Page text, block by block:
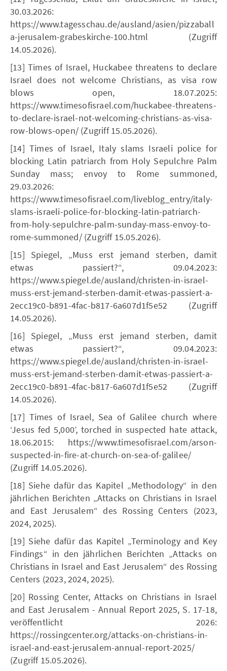
30.03.2026:
https://www.tagesschau.de/ausland/asien/pizzaball
a-jerusalem-grabeskirche-100.html (Zugriff
14.05.2026).
[13] Times of Israel, Huckabee threatens to declare
Israel does not welcome Christians, as visa row
blows open, 18.07.2025:
https://www.timesofisrael.com/huckabee-threatens-
to-declare-israel-not-welcoming-christians-as-visa-
row-blows-open/ (Zugriff 15.05.2026).
[14] Times of Israel, Italy slams Israeli police for
blocking Latin patriarch from Holy Sepulchre Palm
Sunday mass; envoy to Rome summoned,
29.03.2026:
https://www.timesofisrael.com/liveblog_entry/italy-
slams-israeli-police-for-blocking-latin-patriarch-
from-holy-sepulchre-palm-sunday-mass-envoy-to-
rome-summoned/ (Zugriff 15.05.2026).
[15] Spiegel, „Muss erst jemand sterben, damit
etwas passiert?“, 09.04.2023:
https://www.spiegel.de/ausland/christen-in-israel-
muss-erst-jemand-sterben-damit-etwas-passiert-a-
2ecc19c0-b891-4fac-b817-6a607d1f5e52 (Zugriff
14.05.2026).
[16] Spiegel, „Muss erst jemand sterben, damit
etwas passiert?“, 09.04.2023:
https://www.spiegel.de/ausland/christen-in-israel-
muss-erst-jemand-sterben-damit-etwas-passiert-a-
2ecc19c0-b891-4fac-b817-6a607d1f5e52 (Zugriff
14.05.2026).
[17] Times of Israel, Sea of Galilee church where
‘Jesus fed 5,000’, torched in suspected hate attack,
18.06.2015: https://www.timesofisrael.com/arson-
suspected-in-fire-at-church-on-sea-of-galilee/
(Zugriff 14.05.2026).
[18] Siehe dafür das Kapitel „Methodology“ in den
jährlichen Berichten „Attacks on Christians in Israel
and East Jerusalem“ des Rossing Centers (2023,
2024, 2025).
[19] Siehe dafür das Kapitel „Terminology and Key
Findings“ in den jährlichen Berichten „Attacks on
Christians in Israel and East Jerusalem“ des Rossing
Centers (2023, 2024, 2025).
[20] Rossing Center, Attacks on Christians in Israel
and East Jerusalem - Annual Report 2025, S. 17-18,
veröffentlicht 2026:
https://rossingcenter.org/attacks-on-christians-in-
israel-and-east-jerusalem-annual-report-2025/
(Zugriff 15.05.2026).